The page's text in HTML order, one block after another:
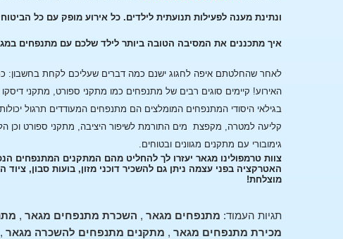
ונתינת מענה לפעילות תנועתית לילדים. כל אירוע מופק עם כל
איך מתכננים את המסיבה הטובה ביותר לילד שלכם עם מתנפחים
לאחר שהחלטתם איפה לחגוג ישנם כמה דברים שעליכם לקחת בחשבון:
האירוע! קיימים סוגים רבים של מתנפחים כמו מתקני ספורט, מתקני
בגילאי היסודי המתנפחים המומלצים הם מתנפחים המעודדים תרגול
קליעה למטרה, מקפצת מים התורמת לשיפור היציבה, מתקני ספורט וכן
גימובורי עם מתקנים מגוונים ובטוחים.
צוות טרמפולינו מגאר יעזרו לך להחליט מהם המתקנים המתנפחים
האטרקציה בפני עצמה ניתן גם להשכיר דוכני מזון, בועות סבון,
מוצלחת!
תגיות העמוד: מתנפחים מגאר , השכרת מתנפחים מגאר ,
מכירת מתנפחים מגאר , מתקנים מתנפחים להשכרה מגאר ,